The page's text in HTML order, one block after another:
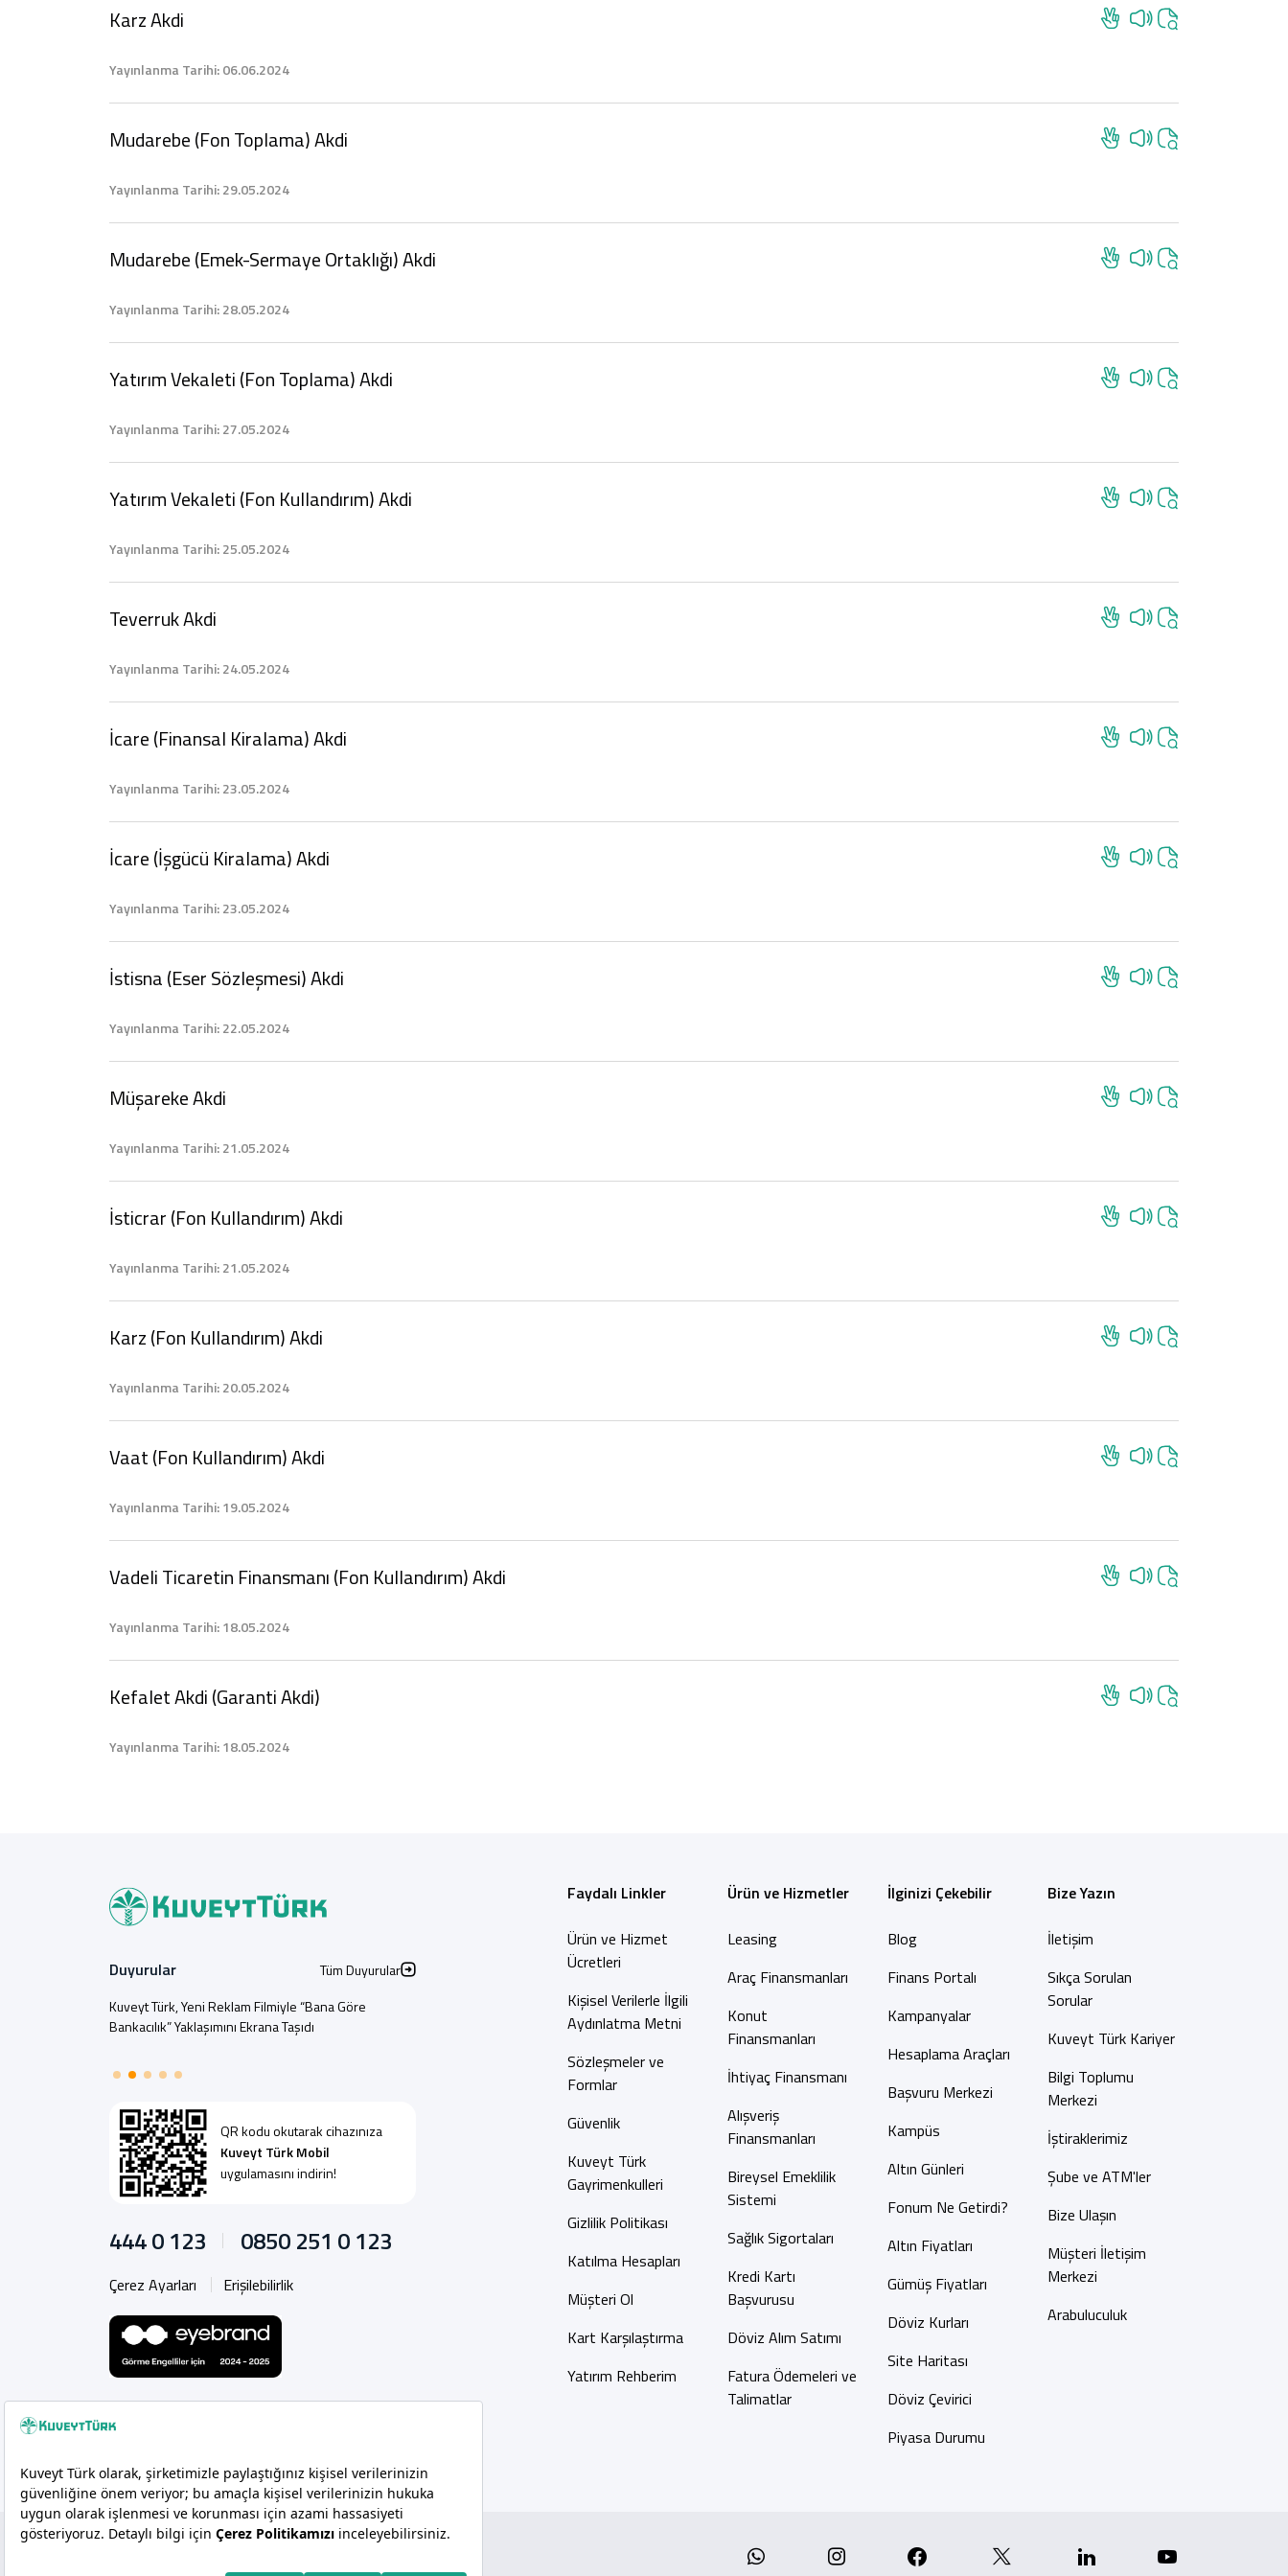
Karz Akdi
İndir
Yayınlanma Tarihi: 06.06.2024
Mudarebe (Fon Toplama) Akdi
İndir
Yayınlanma Tarihi: 29.05.2024
Mudarebe (Emek-Sermaye Ortaklığı) Akdi
İndir
Yayınlanma Tarihi: 28.05.2024
Yatırım Vekaleti (Fon Toplama) Akdi
İndir
Yayınlanma Tarihi: 27.05.2024
Yatırım Vekaleti (Fon Kullandırım) Akdi
İndir
Yayınlanma Tarihi: 25.05.2024
Teverruk Akdi
İndir
Yayınlanma Tarihi: 24.05.2024
İcare (Finansal Kiralama) Akdi
İndir
Yayınlanma Tarihi: 23.05.2024
İcare (İşgücü Kiralama) Akdi
İndir
Yayınlanma Tarihi: 23.05.2024
İstisna (Eser Sözleşmesi) Akdi
İndir
Yayınlanma Tarihi: 22.05.2024
Müşareke Akdi
İndir
Yayınlanma Tarihi: 21.05.2024
İsticrar (Fon Kullandırım) Akdi
İndir
Yayınlanma Tarihi: 21.05.2024
Karz (Fon Kullandırım) Akdi
İndir
Yayınlanma Tarihi: 20.05.2024
Vaat (Fon Kullandırım) Akdi
İndir
Yayınlanma Tarihi: 19.05.2024
Vadeli Ticaretin Finansmanı (Fon Kullandırım) Akdi
İndir
Yayınlanma Tarihi: 18.05.2024
Kefalet Akdi (Garanti Akdi)
İndir
Yayınlanma Tarihi: 18.05.2024
Faydalı Linkler
Ürün ve Hizmet
Ücretleri
Kişisel Verilerle İlgili
Aydınlatma Metni
Sözleşmeler ve
Formlar
Güvenlik
Kuveyt Türk
Gayrimenkulleri
Gizlilik Politikası
Katılma Hesapları
Müşteri Ol
Kart Karşılaştırma
Yatırım Rehberim
Ürün ve Hizmetler
Leasing
Araç Finansmanları
Konut
Finansmanları
İhtiyaç Finansmanı
Alışveriş
Finansmanları
Bireysel Emeklilik
Sistemi
Sağlık Sigortaları
Kredi Kartı
Başvurusu
Döviz Alım Satımı
Fatura Ödemeleri ve
Talimatlar
İlginizi Çekebilir
Blog
Finans Portalı
Kampanyalar
Hesaplama Araçları
Başvuru Merkezi
Kampüs
Altın Günleri
Fonum Ne Getirdi?
Altın Fiyatları
Gümüş Fiyatları
Döviz Kurları
Site Haritası
Döviz Çevirici
Piyasa Durumu
Bize Yazın
İletişim
Sıkça Sorulan
Sorular
Kuveyt Türk Kariyer
Bilgi Toplumu
Merkezi
İştiraklerimiz
Şube ve ATM'ler
Bize Ulaşın
Müşteri İletişim
Merkezi
Arabuluculuk
QR kodu okutarak cihazınıza
Kuveyt Türk Mobil
uygulamasını indirin!
Duyurular
Tüm Duyurular
Kuveyt Türk, Yeni Reklam Filmiyle “Bana Göre
Bankacılık” Yaklaşımını Ekrana Taşıdı
444 0 123 0850 251 0 123
Çerez Ayarları Erişilebilirlik
Whatsapp Instagram Facebook Linkedin